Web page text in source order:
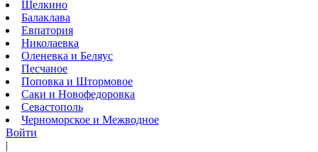
Щелкино
Балаклава
Евпатория
Николаевка
Оленевка и Беляус
Песчаное
Поповка и Штормовое
Саки и Новофедоровка
Севастополь
Черноморское и Межводное
Войти
|